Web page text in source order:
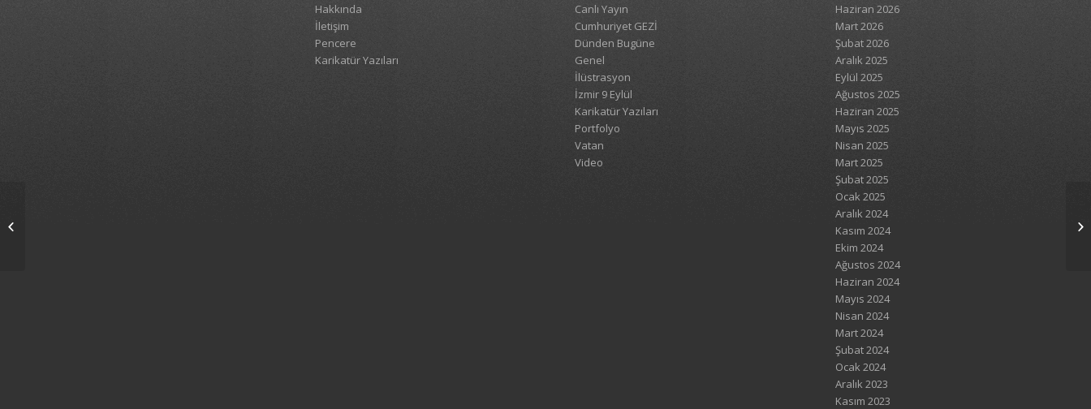
Hakkında
İletişim
Pencere
Karikatür Yazıları
Canlı Yayın
Cumhuriyet GEZİ
Dünden Bugüne
Genel
İlüstrasyon
İzmir 9 Eylül
Karikatür Yazıları
Portfolyo
Vatan
Video
Haziran 2026
Mart 2026
Şubat 2026
Aralık 2025
Eylül 2025
Ağustos 2025
Haziran 2025
Mayıs 2025
Nisan 2025
Mart 2025
Şubat 2025
Ocak 2025
Aralık 2024
Kasım 2024
Ekim 2024
Ağustos 2024
Haziran 2024
Mayıs 2024
Nisan 2024
Mart 2024
Şubat 2024
Ocak 2024
Aralık 2023
Kasım 2023